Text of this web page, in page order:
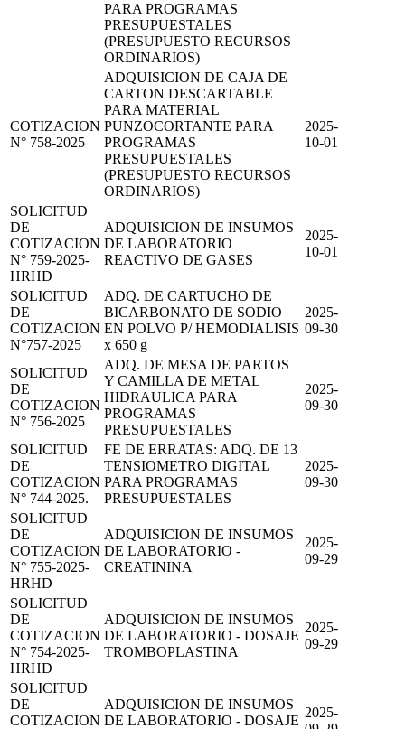
PARA PROGRAMAS
PRESUPUESTALES
(PRESUPUESTO RECURSOS
ORDINARIOS)
COTIZACION
N° 758-2025
ADQUISICION DE CAJA DE
CARTON DESCARTABLE
PARA MATERIAL
PUNZOCORTANTE PARA
PROGRAMAS
PRESUPUESTALES
(PRESUPUESTO RECURSOS
ORDINARIOS)
2025-
10-01
SOLICITUD
DE
COTIZACION
N° 759-2025-
HRHD
ADQUISICION DE INSUMOS
DE LABORATORIO
REACTIVO DE GASES
2025-
10-01
SOLICITUD
DE
COTIZACION
N°757-2025
ADQ. DE CARTUCHO DE
BICARBONATO DE SODIO
EN POLVO P/ HEMODIALISIS
x 650 g
2025-
09-30
SOLICITUD
DE
COTIZACION
N° 756-2025
ADQ. DE MESA DE PARTOS
Y CAMILLA DE METAL
HIDRAULICA PARA
PROGRAMAS
PRESUPUESTALES
2025-
09-30
SOLICITUD
DE
COTIZACION
N° 744-2025.
FE DE ERRATAS: ADQ. DE 13
TENSIOMETRO DIGITAL
PARA PROGRAMAS
PRESUPUESTALES
2025-
09-30
SOLICITUD
DE
COTIZACION
N° 755-2025-
HRHD
ADQUISICION DE INSUMOS
DE LABORATORIO -
CREATININA
2025-
09-29
SOLICITUD
DE
COTIZACION
N° 754-2025-
HRHD
ADQUISICION DE INSUMOS
DE LABORATORIO - DOSAJE
TROMBOPLASTINA
2025-
09-29
SOLICITUD
DE
COTIZACION
ADQUISICION DE INSUMOS
DE LABORATORIO - DOSAJE
2025-